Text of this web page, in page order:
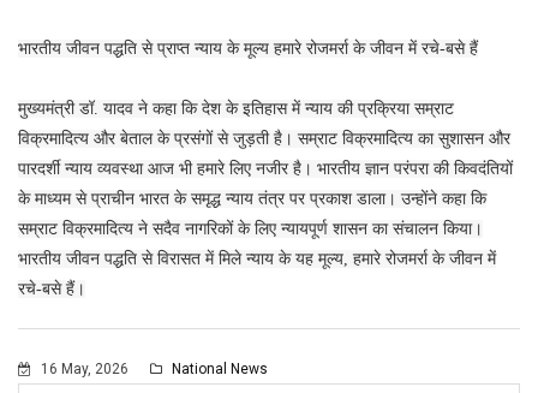
भारतीय जीवन पद्धति से प्राप्त न्याय के मूल्य हमारे रोजमर्रा के जीवन में रचे-बसे हैं
मुख्यमंत्री डॉ. यादव ने कहा कि देश के इतिहास में न्याय की प्रक्रिया सम्राट
विक्रमादित्य और बेताल के प्रसंगों से जुड़ती है। सम्राट विक्रमादित्य का सुशासन और
पारदर्शी न्याय व्यवस्था आज भी हमारे लिए नजीर है। भारतीय ज्ञान परंपरा की किवदंतियों
के माध्यम से प्राचीन भारत के समृद्ध न्याय तंत्र पर प्रकाश डाला। उन्होंने कहा कि
सम्राट विक्रमादित्य ने सदैव नागरिकों के लिए न्यायपूर्ण शासन का संचालन किया।
भारतीय जीवन पद्धति से विरासत में मिले न्याय के यह मूल्य, हमारे रोजमर्रा के जीवन में
रचे-बसे हैं।
16 May, 2026 National News